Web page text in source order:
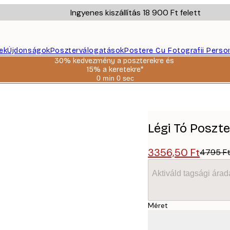
Ingyenes kiszállítás 18 900 Ft felett
ÚjdonságokPoszterválogatásokPostere Cu Fotografii
30% kedvezmény a poszterekre és
15% a keretekre*
0 min 0 sec
Érvényes:
Légi Tó
3356,50 Ft4795 Ft
Aktiváld tagsági
Méret